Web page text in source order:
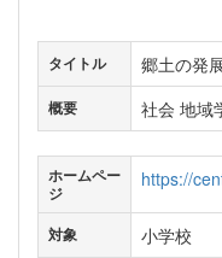
タイトル 郷土の発
概要 社会 地域
ホームペー
ジ
https://
対象 小学校